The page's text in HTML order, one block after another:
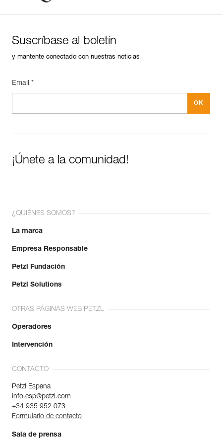
Suscríbase al boletín
y mantente conectado con nuestras noticias
Email *
¡Únete a la comunidad!
¿QUIÉNES SOMOS?
La marca
Empresa Responsable
Petzl Fundación
Petzl Solutions
OTRAS PÁGINAS WEB PETZL
Operadores
Intervención
CONTACTO
Petzl Espana
info.esp@petzl.com
+34 935 952 073
Formulario de contacto
Sala de prensa